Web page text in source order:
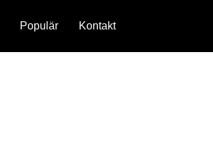
Populär Kontakt